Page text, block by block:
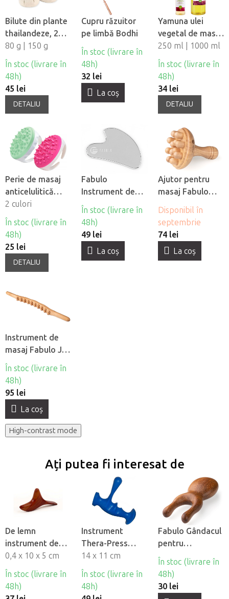
Bilute din plante
thailandeze, 2
buc
80 g | 150 g
În stoc (livrare în
48h)
45 lei
DETALIU
Cupru răzuitor
pe limbă Bodhi
În stoc (livrare în
48h)
32 lei
La coş
Yamuna ulei
vegetal de masaj
- Strugurii
250 ml | 1000 ml
În stoc (livrare în
48h)
34 lei
DETALIU
Perie de masaj
anticelulitică
Fabulo
2 culori
În stoc (livrare în
48h)
25 lei
DETALIU
Fabulo
Instrument de
masaj Gua Sha
din otel
inoxidabil
În stoc (livrare în
48h)
49 lei
La coş
Ajutor pentru
masaj Fabulo
Ciuperca pentru
madroterapie
Disponibil în
septembrie
74 lei
La coş
Instrument de
masaj Fabulo Jin
Wei pentru
madroterapie
În stoc (livrare în
48h)
95 lei
La coş
High-contrast mode
Ați putea fi interesat de
De lemn
instrument de
masaj Birdy
0,4 x 10 x 5 cm
În stoc (livrare în
48h)
Instrument
Thera-Press
pentru masaj
punct de
declansare
14 x 11 cm
În stoc (livrare în
48h)
Fabulo Gândacul
pentru
madroterapie
facială
În stoc (livrare în
48h)
30 lei